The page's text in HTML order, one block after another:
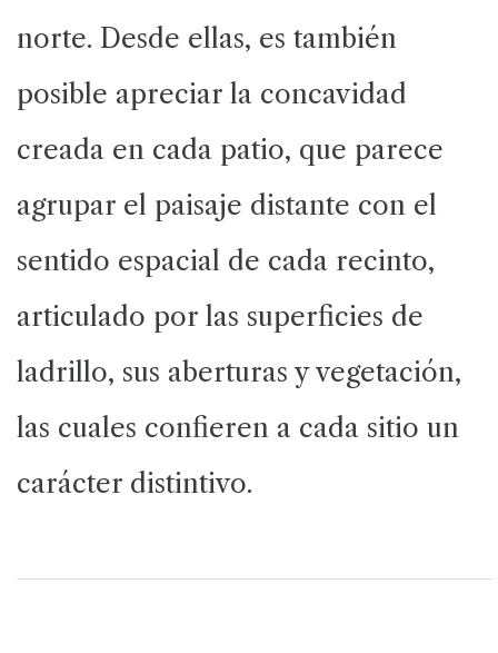
norte. Desde ellas, es también
posible apreciar la concavidad
creada en cada patio, que parece
agrupar el paisaje distante con el
sentido espacial de cada recinto,
articulado por las superficies de
ladrillo, sus aberturas y vegetación,
las cuales confieren a cada sitio un
carácter distintivo.